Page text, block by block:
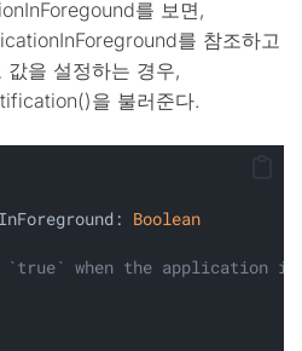
를 보면,
를 참조하고
을 설정하는 경우,
을 불러준다.
Boolean
when the application is